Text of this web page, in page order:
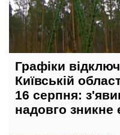
Графіки
Київській
16 серпня:
надовго зникне